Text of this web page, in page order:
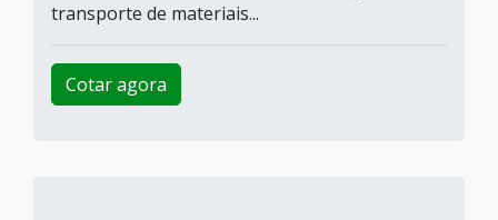
transporte de materiais...
Cotar agora